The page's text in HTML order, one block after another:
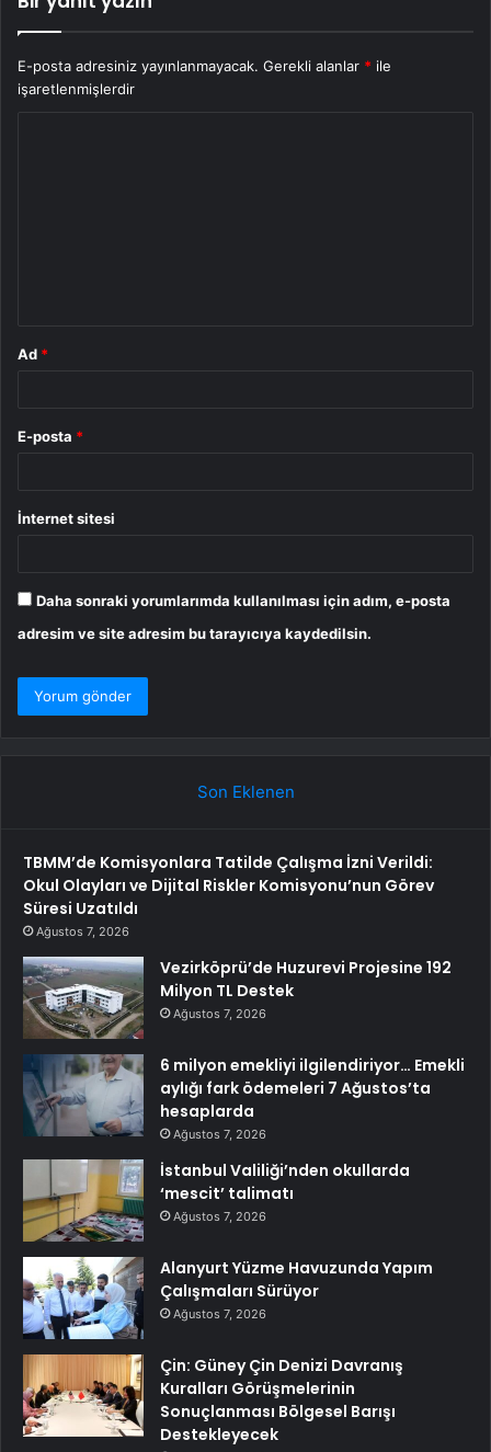
E-posta adresiniz yayınlanmayacak. Gerekli alanlar * ile
işaretlenmişlerdir
Ad *
E-posta *
İnternet sitesi
Daha sonraki yorumlarımda kullanılması için adım, e-posta
adresim ve site adresim bu tarayıcıya kaydedilsin.
Son Eklenen
TBMM’de Komisyonlara Tatilde Çalışma İzni Verildi:
Okul Olayları ve Dijital Riskler Komisyonu’nun Görev
Süresi Uzatıldı
Ağustos 7, 2026
Vezirköprü’de Huzurevi Projesine 192
Milyon TL Destek
Ağustos 7, 2026
6 milyon emekliyi ilgilendiriyor… Emekli
aylığı fark ödemeleri 7 Ağustos’ta
hesaplarda
Ağustos 7, 2026
İstanbul Valiliği’nden okullarda
‘mescit’ talimatı
Ağustos 7, 2026
Alanyurt Yüzme Havuzunda Yapım
Çalışmaları Sürüyor
Ağustos 7, 2026
Çin: Güney Çin Denizi Davranış
Kuralları Görüşmelerinin
Sonuçlanması Bölgesel Barışı
Destekleyecek